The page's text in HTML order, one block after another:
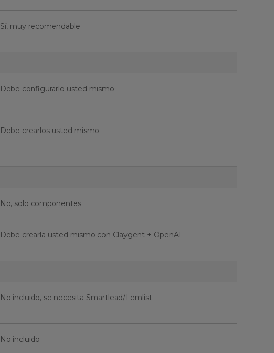
Sí, muy recomendable
Debe configurarlo usted mismo
Debe crearlos usted mismo
No, solo componentes
Debe crearla usted mismo con Claygent + OpenAI
No incluido, se necesita Smartlead/Lemlist
No incluido